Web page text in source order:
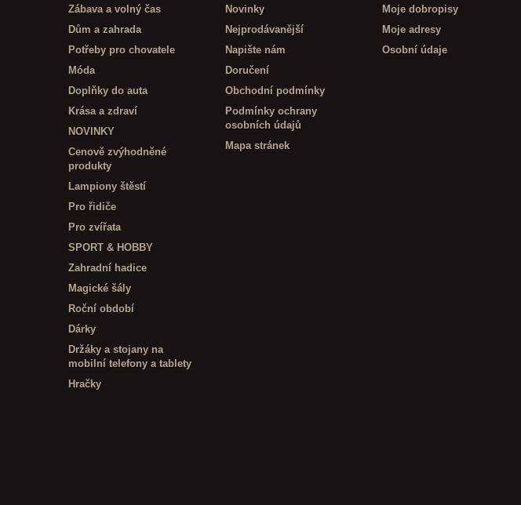
Zábava a volný čas
Dům a zahrada
Potřeby pro chovatele
Móda
Doplňky do auta
Krása a zdraví
NOVINKY
Cenově zvýhodněné
produkty
Lampiony štěstí
Pro řidiče
Pro zvířata
SPORT & HOBBY
Zahradní hadice
Magické šály
Roční období
Dárky
Držáky a stojany na
mobilní telefony a tablety
Hračky
Novinky
Nejprodávanější
Napište nám
Doručení
Obchodní podmínky
Podmínky ochrany
osobních údajů
Mapa stránek
Moje dobropisy
Moje adresy
Osobní údaje